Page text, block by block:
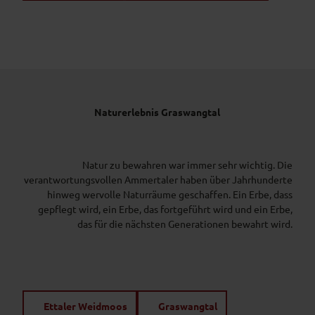
Naturerlebnis Graswangtal
Natur zu bewahren war immer sehr wichtig. Die
verantwortungsvollen Ammertaler haben über Jahrhunderte
hinweg wervolle Naturräume geschaffen. Ein Erbe, dass
gepflegt wird, ein Erbe, das fortgeführt wird und ein Erbe,
das für die nächsten Generationen bewahrt wird.
Ettaler Weidmoos Graswangtal